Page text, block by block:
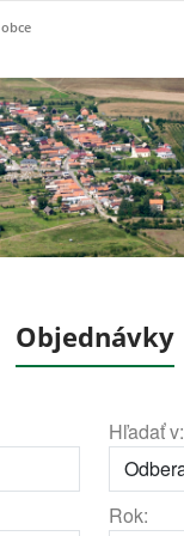
Objednávky
Hľadať v:
Rok: